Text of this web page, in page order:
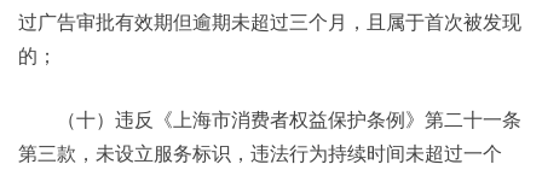
过广告审批有效期但逾期未超过三个月，且属于首次被发现
的；
（十）违反《上海市消费者权益保护条例》第二十一条
第三款，未设立服务标识，违法行为持续时间未超过一个